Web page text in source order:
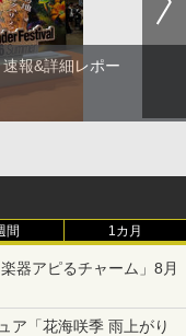
報&詳細レポー
間 1カ月
器アピるチャーム」8月
ア「花海咲季 雨上がり